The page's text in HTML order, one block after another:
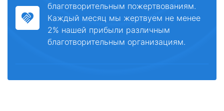
благотворительным пожертвованиям.
Каждый месяц мы жертвуем не менее
2% нашей прибыли различным
благотворительным организациям.